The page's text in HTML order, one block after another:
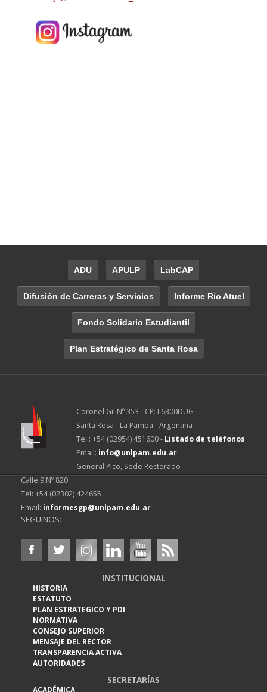
ADU APULP LabCAP
Difusión de Carreras y Servicios Informe Río Atuel
Fondo Solidario Estudiantil
Plan Estratégico de Santa Rosa
Coronel Gil Nº 353 - CP: L6300DUG
Santa Rosa - La Pampa - Argentina
Tel.: +54 (02954) 451600 - Listado de teléfonos
Email: info@unlpam.edu.ar
General Pico, Sede Rectorado
Calle 9 Nº 820
Tel: +54 (02302) 424655
Email: informesgp@unlpam.edu.ar
SEGUINOS:
INSTITUCIONAL
HISTORIA
ESTATUTO
PLAN ESTRATEGICO Y PDI
NORMATIVA
CONSEJO SUPERIOR
MENSAJE DEL RECTOR
TRANSPARENCIA ACTIVA
AUTORIDADES
SECRETARÍAS
ACADÉMICA